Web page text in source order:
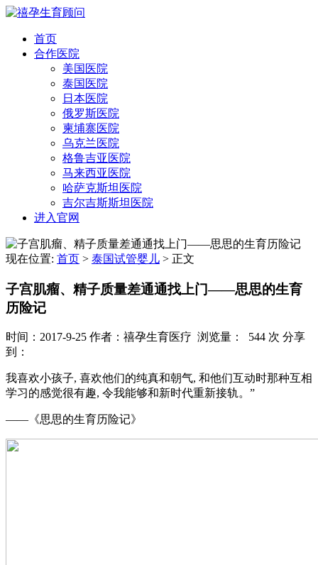
首页
合作医院
美国医院
泰国医院
日本医院
俄罗斯医院
柬埔寨医院
乌克兰医院
格鲁吉亚医院
马来西亚医院
哈萨克斯坦医院
吉尔吉斯斯坦医院
进入官网
现在位置: 首页 > 泰国试管婴儿 > 正文
子宫肌瘤、精子质量差通通找上门——思思的生育
历险记
时间：2017-9-25 作者：禧孕生育医疗 浏览量： 544 次 分享
到：
我喜欢小孩子, 喜欢他们的纯真和朝气, 和他们互动时那种互相
学习的感觉很有趣, 令我能够和新时代重新接轨。”
——《思思的生育历险记》